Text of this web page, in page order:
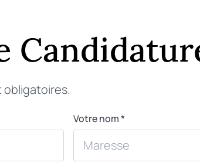
obligatoires.
Votre nom *